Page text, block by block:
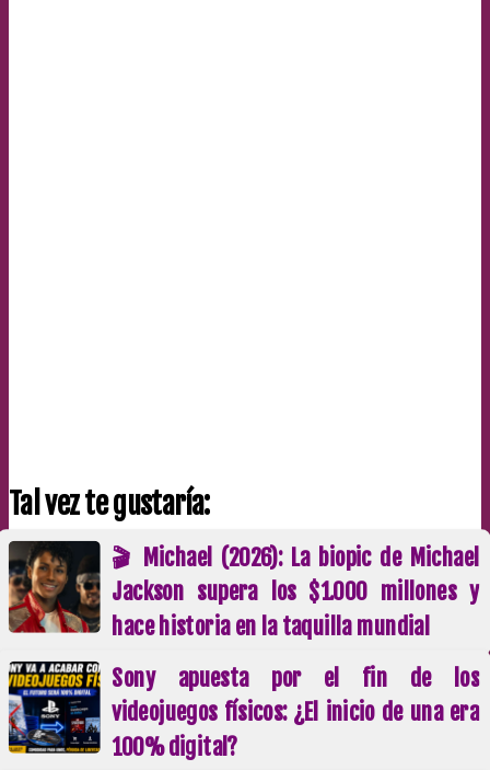
Tal vez te gustaría:
🎬 Michael (2026): La biopic de Michael
Jackson supera los $1.000 millones y
hace historia en la taquilla mundial
Sony apuesta por el fin de los
videojuegos físicos: ¿El inicio de una era
100% digital?